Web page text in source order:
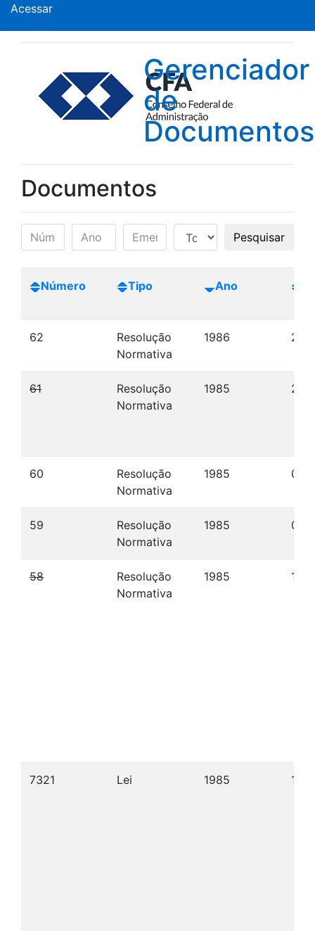
Acessar
Gerenciador
de
Documentos
Documentos
Pesquisar
Número Tipo Ano
62
Resolução
Normativa
1986 25/
61
Resolução
Normativa
1985 21/
60
Resolução
Normativa
1985 07/
59
Resolução
Normativa
1985 09/
58
Resolução
Normativa
1985 14/
7321 Lei 1985 13/